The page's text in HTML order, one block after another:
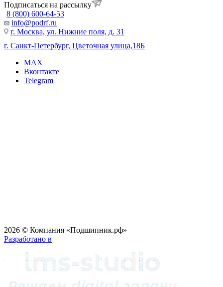
Подписаться на рассылку
8 (800) 600-64-53
info@podrf.ru
г. Москва, ул. Нижние поля, д. 31
г. Санкт-Петербург, Цветочная улица,18Б
MAX
Вконтакте
Telegram
2026 © Компания «Подшипник.рф»
Разработано в